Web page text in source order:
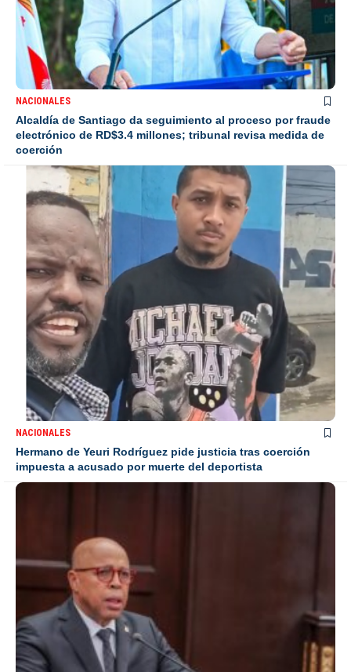
NACIONALES
Alcaldía de Santiago da seguimiento al proceso por fraude
electrónico de RD$3.4 millones; tribunal revisa medida de
coerción
NACIONALES
Hermano de Yeuri Rodríguez pide justicia tras coerción
impuesta a acusado por muerte del deportista